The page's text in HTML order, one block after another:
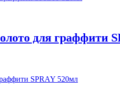
для граффити